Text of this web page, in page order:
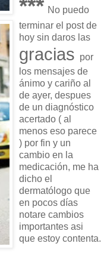
*** No puedo
terminar el post de
hoy sin daros las
gracias por
los mensajes de
ánimo y cariño al
de ayer, despues
de un diagnóstico
acertado ( al
menos eso parece
) por fin y un
cambio en la
medicación, me ha
dicho el
dermatólogo que
en pocos días
notare cambios
importantes asi
que estoy contenta.